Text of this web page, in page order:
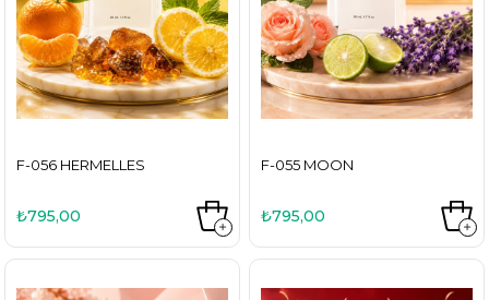
F-056 HERMELLES
₺795,00
F-055 MOON
₺795,00